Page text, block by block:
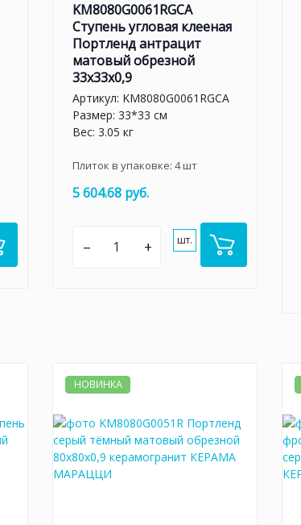
KM8080G0061RGCA
Ступень угловая клееная
Портленд антрацит
матовый обрезной
33x33x0,9
Артикул: KM8080G0061RGCA
Размер: 33*33 см
Вес: 3.05 кг
Плиток в упаковке: 4шт
5 604.68 руб.
– + шт.
НОВИНКА